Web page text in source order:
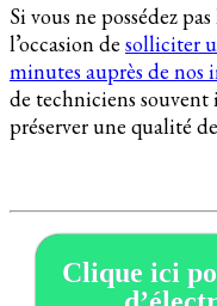
Si vous ne possédez
l’occasion de solliciter
minutes auprès de nos
de techniciens souvent
préserver une qualité
Clique ici